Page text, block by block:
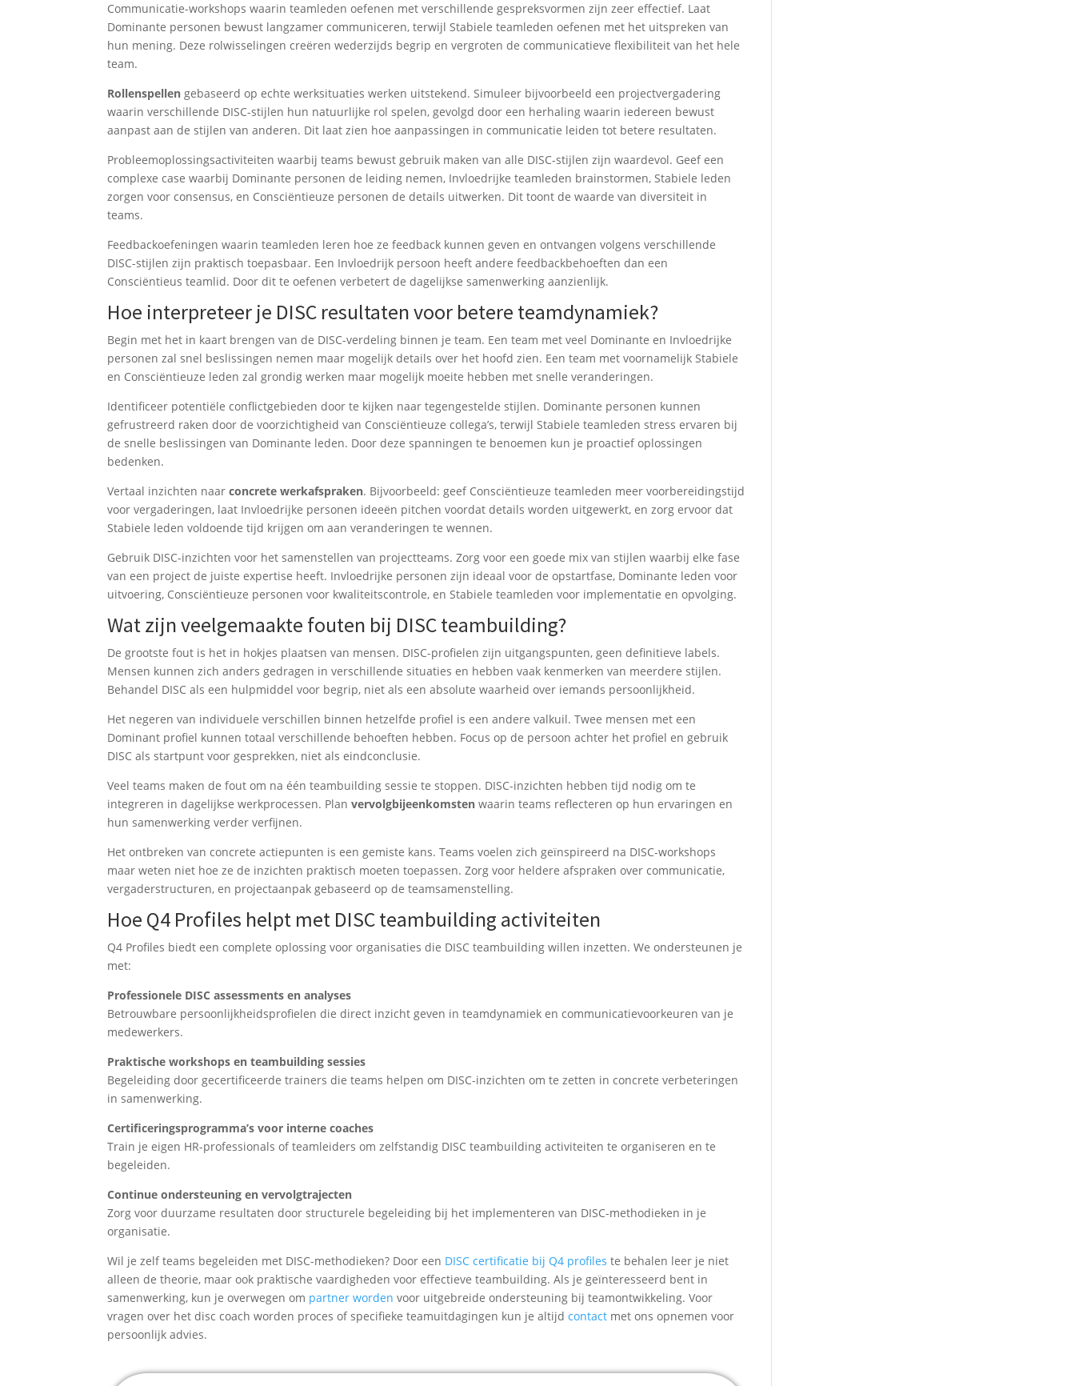
Communicatie-workshops waarin teamleden oefenen met verschillende gespreksvormen zijn zeer effectief. Laat
Dominante personen bewust langzamer communiceren, terwijl Stabiele teamleden oefenen met het uitspreken van
hun mening. Deze rolwisselingen creëren wederzijds begrip en vergroten de communicatieve flexibiliteit van het hele
team.
Rollenspellen gebaseerd op echte werksituaties werken uitstekend. Simuleer bijvoorbeeld een projectvergadering
waarin verschillende DISC-stijlen hun natuurlijke rol spelen, gevolgd door een herhaling waarin iedereen bewust
aanpast aan de stijlen van anderen. Dit laat zien hoe aanpassingen in communicatie leiden tot betere resultaten.
Probleemoplossingsactiviteiten waarbij teams bewust gebruik maken van alle DISC-stijlen zijn waardevol. Geef een
complexe case waarbij Dominante personen de leiding nemen, Invloedrijke teamleden brainstormen, Stabiele leden
zorgen voor consensus, en Consciëntieuze personen de details uitwerken. Dit toont de waarde van diversiteit in
teams.
Feedbackoefeningen waarin teamleden leren hoe ze feedback kunnen geven en ontvangen volgens verschillende
DISC-stijlen zijn praktisch toepasbaar. Een Invloedrijk persoon heeft andere feedbackbehoeften dan een
Consciëntieus teamlid. Door dit te oefenen verbetert de dagelijkse samenwerking aanzienlijk.
Hoe interpreteer je DISC resultaten voor betere teamdynamiek?
Begin met het in kaart brengen van de DISC-verdeling binnen je team. Een team met veel Dominante en Invloedrijke
personen zal snel beslissingen nemen maar mogelijk details over het hoofd zien. Een team met voornamelijk Stabiele
en Consciëntieuze leden zal grondig werken maar mogelijk moeite hebben met snelle veranderingen.
Identificeer potentiële conflictgebieden door te kijken naar tegengestelde stijlen. Dominante personen kunnen
gefrustreerd raken door de voorzichtigheid van Consciëntieuze collega’s, terwijl Stabiele teamleden stress ervaren bij
de snelle beslissingen van Dominante leden. Door deze spanningen te benoemen kun je proactief oplossingen
bedenken.
Vertaal inzichten naarconcrete werkafspraken. Bijvoorbeeld: geef Consciëntieuze teamleden meer voorbereidingstijd
voor vergaderingen, laat Invloedrijke personen ideeën pitchen voordat details worden uitgewerkt, en zorg ervoor dat
Stabiele leden voldoende tijd krijgen om aan veranderingen te wennen.
Gebruik DISC-inzichten voor het samenstellen van projectteams. Zorg voor een goede mix van stijlen waarbij elke fase
van een project de juiste expertise heeft. Invloedrijke personen zijn ideaal voor de opstartfase, Dominante leden voor
uitvoering, Consciëntieuze personen voor kwaliteitscontrole, en Stabiele teamleden voor implementatie en opvolging.
Wat zijn veelgemaakte fouten bij DISC teambuilding?
De grootste fout is het in hokjes plaatsen van mensen. DISC-profielen zijn uitgangspunten, geen definitieve labels.
Mensen kunnen zich anders gedragen in verschillende situaties en hebben vaak kenmerken van meerdere stijlen.
Behandel DISC als een hulpmiddel voor begrip, niet als een absolute waarheid over iemands persoonlijkheid.
Het negeren van individuele verschillen binnen hetzelfde profiel is een andere valkuil. Twee mensen met een
Dominant profiel kunnen totaal verschillende behoeften hebben. Focus op de persoon achter het profiel en gebruik
DISC als startpunt voor gesprekken, niet als eindconclusie.
Veel teams maken de fout om na één teambuilding sessie te stoppen. DISC-inzichten hebben tijd nodig om te
integreren in dagelijkse werkprocessen. Planvervolgbijeenkomsten waarin teams reflecteren op hun ervaringen en
hun samenwerking verder verfijnen.
Het ontbreken van concrete actiepunten is een gemiste kans. Teams voelen zich geïnspireerd na DISC-workshops
maar weten niet hoe ze de inzichten praktisch moeten toepassen. Zorg voor heldere afspraken over communicatie,
vergaderstructuren, en projectaanpak gebaseerd op de teamsamenstelling.
Hoe Q4 Profiles helpt met DISC teambuilding activiteiten
Q4 Profiles biedt een complete oplossing voor organisaties die DISC teambuilding willen inzetten. We ondersteunen je
met:
Professionele DISC assessments en analyses
Betrouwbare persoonlijkheidsprofielen die direct inzicht geven in teamdynamiek en communicatievoorkeuren van je
medewerkers.
Praktische workshops en teambuilding sessies
Begeleiding door gecertificeerde trainers die teams helpen om DISC-inzichten om te zetten in concrete verbeteringen
in samenwerking.
Certificeringsprogramma’s voor interne coaches
Train je eigen HR-professionals of teamleiders om zelfstandig DISC teambuilding activiteiten te organiseren en te
begeleiden.
Continue ondersteuning en vervolgtrajecten
Zorg voor duurzame resultaten door structurele begeleiding bij het implementeren van DISC-methodieken in je
organisatie.
Wil je zelf teams begeleiden met DISC-methodieken? Door een DISC certificatie bij Q4 profiles te behalen leer je niet
alleen de theorie, maar ook praktische vaardigheden voor effectieve teambuilding. Als je geïnteresseerd bent in
samenwerking, kun je overwegen om partner worden voor uitgebreide ondersteuning bij teamontwikkeling. Voor
vragen over het disc coach worden proces of specifieke teamuitdagingen kun je altijdcontact met ons opnemen voor
persoonlijk advies.